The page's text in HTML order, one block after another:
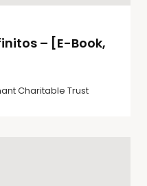
– [E-Book,
Charitable Trust